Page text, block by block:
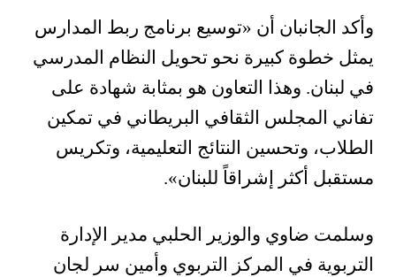
وأكد الجانبان أن «توسيع برنامج ربط المدارس
يمثل خطوة كبيرة نحو تحويل النظام المدرسي
في لبنان. وهذا التعاون هو بمثابة شهادة على
تفاني المجلس الثقافي البريطاني في تمكين
الطلاب، وتحسين النتائج التعليمية، وتكريس
مستقبل أكثر إشراقاً للبنان».
وسلمت ضاوي والوزير الحلبي مدير الإدارة
التربوية في المركز التربوي وأمين سر لجان